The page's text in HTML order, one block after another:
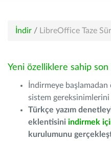
İndir / LibreOffice Taze
Yeni özelliklere sahip son
İndirmeye
sistem
Türkçe yazım
eklentisini indirmek
kurulumunu